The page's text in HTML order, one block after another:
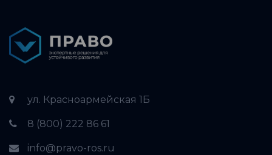
ул. Красноармейская 1Б
8 (800) 222 86 61
info@pravo-ros.ru